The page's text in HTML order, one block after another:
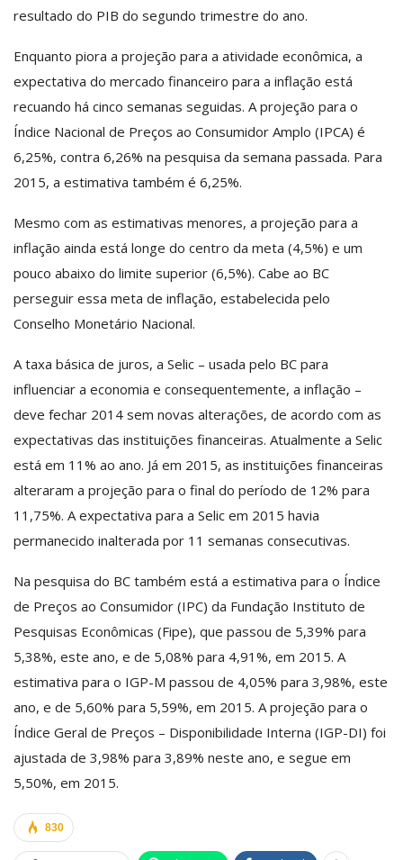
resultado do PIB do segundo trimestre do ano.
Enquanto piora a projeção para a atividade econômica, a
expectativa do mercado financeiro para a inflação está
recuando há cinco semanas seguidas. A projeção para o
Índice Nacional de Preços ao Consumidor Amplo (IPCA) é
6,25%, contra 6,26% na pesquisa da semana passada. Para
2015, a estimativa também é 6,25%.
Mesmo com as estimativas menores, a projeção para a
inflação ainda está longe do centro da meta (4,5%) e um
pouco abaixo do limite superior (6,5%). Cabe ao BC
perseguir essa meta de inflação, estabelecida pelo
Conselho Monetário Nacional.
A taxa básica de juros, a Selic – usada pelo BC para
influenciar a economia e consequentemente, a inflação –
deve fechar 2014 sem novas alterações, de acordo com as
expectativas das instituições financeiras. Atualmente a Selic
está em 11% ao ano. Já em 2015, as instituições financeiras
alteraram a projeção para o final do período de 12% para
11,75%. A expectativa para a Selic em 2015 havia
permanecido inalterada por 11 semanas consecutivas.
Na pesquisa do BC também está a estimativa para o Índice
de Preços ao Consumidor (IPC) da Fundação Instituto de
Pesquisas Econômicas (Fipe), que passou de 5,39% para
5,38%, este ano, e de 5,08% para 4,91%, em 2015. A
estimativa para o IGP-M passou de 4,05% para 3,98%, este
ano, e de 5,60% para 5,59%, em 2015. A projeção para o
Índice Geral de Preços – Disponibilidade Interna (IGP-DI) foi
ajustada de 3,98% para 3,89% neste ano, e segue em
5,50%, em 2015.
830